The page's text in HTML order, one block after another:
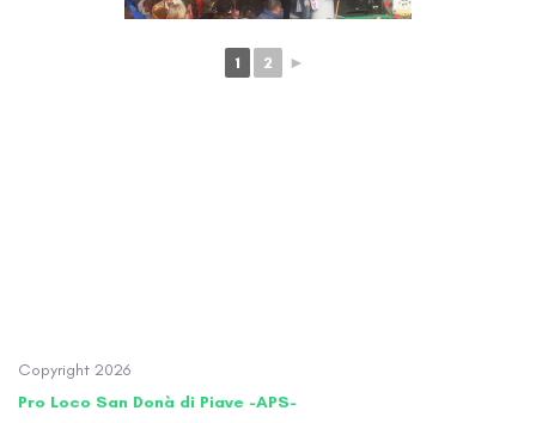
1 2 ►
Copyright 2026
Pro Loco San Donà di Piave -APS-